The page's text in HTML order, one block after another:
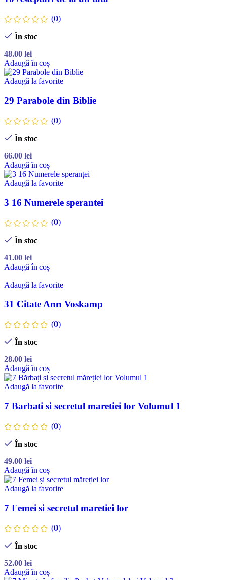
(0)
În stoc
48.00 lei
Adaugă în coș
Adaugă la favorite
29 Parabole din Biblie
(0)
În stoc
66.00 lei
Adaugă în coș
Adaugă la favorite
3 16 Numerele sperantei
(0)
În stoc
41.00 lei
Adaugă în coș
Adaugă la favorite
31 Citate Ann Voskamp
(0)
În stoc
28.00 lei
Adaugă în coș
Adaugă la favorite
7 Barbati si secretul maretiei lor Volumul 1
(0)
În stoc
49.00 lei
Adaugă în coș
Adaugă la favorite
7 Femei si secretul maretiei lor
(0)
În stoc
52.00 lei
Adaugă în coș